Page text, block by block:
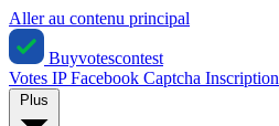
Aller au contenu principal
Buyvotescontest
Votes IPFacebook Captcha Inscription